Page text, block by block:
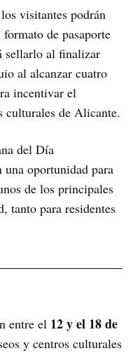
visitantes podrán
de pasaporte
sellarlo al finalizar
al alcanzar cuatro
incentivar el
culturales de Alicante.
del Día
oportunidad para
de los principales
tanto para residentes
entre el 12 y el 18 de
y centros culturales